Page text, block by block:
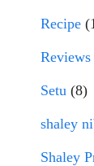
Recipe
Reviews
Setu (8)
shaley
Shaley